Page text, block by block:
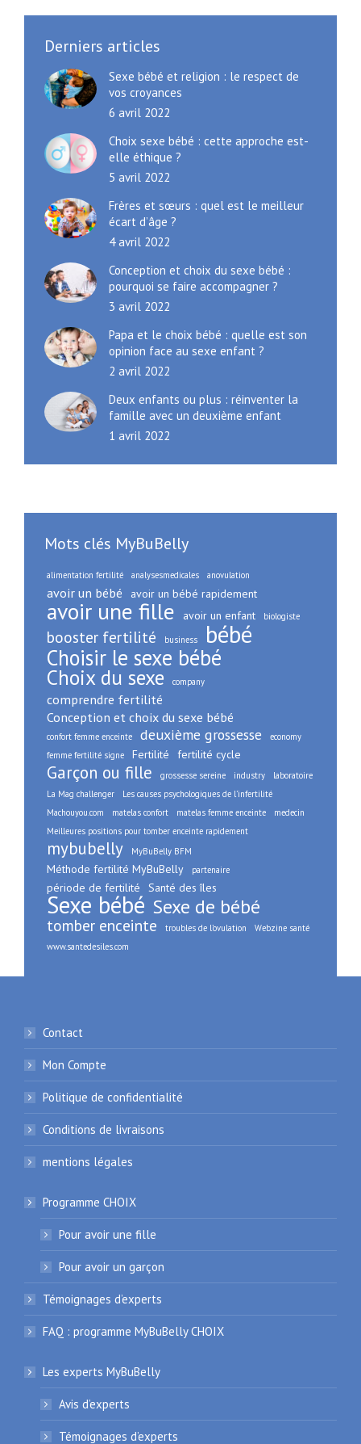
Derniers articles
Sexe bébé et religion : le respect de
vos croyances
6 avril 2022
Choix sexe bébé : cette approche est-
elle éthique ?
5 avril 2022
Frères et sœurs : quel est le meilleur
écart d’âge ?
4 avril 2022
Conception et choix du sexe bébé :
pourquoi se faire accompagner ?
3 avril 2022
Papa et le choix bébé : quelle est son
opinion face au sexe enfant ?
2 avril 2022
Deux enfants ou plus : réinventer la
famille avec un deuxième enfant
1 avril 2022
Mots clés MyBuBelly
alimentation fertilité analysesmedicales anovulation
avoir un bébé avoir un bébé rapidement
avoir une fille avoir un enfant biologiste
booster fertilité business bébé
Choisir le sexe bébé
Choix du sexe company
comprendre fertilité
Conception et choix du sexe bébé
confort femme enceinte deuxième grossesse
economy
femme fertilité signe
Fertilité fertilité cycle
Garçon ou fille grossesse sereine industry
laboratoire
La Mag challenger
Les causes psychologiques de l’infertilité
Machouyou.com
matelas confort matelas femme enceinte
medecin
Meilleures positions pour tomber enceinte rapidement
mybubelly MyBuBelly BFM
Méthode fertilité MyBuBelly partenaire
période de fertilité Santé des îles
Sexe bébé Sexe de bébé
tomber enceinte troubles de l’ovulation
Webzine santé
www.santedesiles.com
Contact
Mon Compte
Politique de confidentialité
Conditions de livraisons
mentions légales
Programme CHOIX
Pour avoir une fille
Pour avoir un garçon
Témoignages d’experts
FAQ : programme MyBuBelly CHOIX
Les experts MyBuBelly
Avis d’experts
Témoignages d’experts